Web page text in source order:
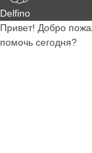
Delfino
Привет! Добро
помочь сегодня?